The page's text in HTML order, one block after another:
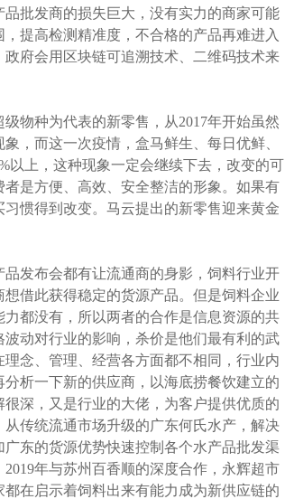
批发商的损失巨大，没有实力的商家可能
提高检测精准度，不合格的产品再难进入
府会用区块链可追溯技术、二维码技术来
物种为代表的新零售，从2017年开始虽然
，而这一次疫情，盒马鲜生、每日优鲜、
以上，这种现象一定会继续下去，改变的可
是方便、高效、安全整洁的形象。如果有
惯得到改变。马云提出的新零售迎来黄金
发布会都有让流通商的身影，饲料行业开
借此获得稳定的货源产品。但是饲料企业
都没有，所以两者的合作是信息资源的共
动对行业的影响，杀价是他们最有利的武
念、管理、经营各方面都不相同，行业内
析一下新的供应商，以海底捞餐饮建立的
深，又是行业的大佬，为客户提供优质的
传统流通市场升级的广东何氏水产，解决
东的货源优势快速控制各个水产品批发渠
年与苏州百香顺的深度合作，永辉超市
在启示着饲料出来有能力成为新供应链的